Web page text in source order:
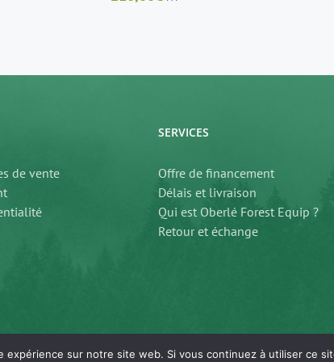
de vente
SERVICES
Offre de financement
Délais et livraison
Qui est Oberlé Forest Equip ?
Retour et échange
expérience sur notre site web. Si vous continuez à utiliser ce